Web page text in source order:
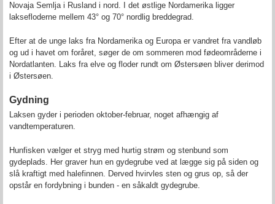
Novaja Semlja i Rusland i nord. I det østlige Nordamerika ligger
laksefloderne mellem 43° og 70° nordlig breddegrad.
Efter at de unge laks fra Nordamerika og Europa er vandret fra vandløb
og ud i havet om foråret, søger de om sommeren mod fødeområderne i
Nordatlanten. Laks fra elve og floder rundt om Østersøen bliver derimod
i Østersøen.
Gydning
Laksen gyder i perioden oktober-februar, noget afhængig af
vandtemperaturen.
Hunfisken vælger et stryg med hurtig strøm og stenbund som
gydeplads. Her graver hun en gydegrube ved at lægge sig på siden og
slå kraftigt med halefinnen. Derved hvirvles sten og grus op, så der
opstår en fordybning i bunden - en såkaldt gydegrube.